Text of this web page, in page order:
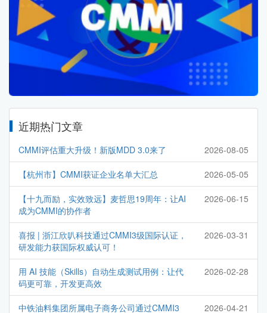
近期热门文章
CMMI评估重大升级！新版MDD 3.0来了 2026-08-05
【杭州市】CMMI获证企业名单大汇总 2026-05-05
【十九而励，实效致远】麦哲思19周年：让AI
成为CMMI的协作者
2026-06-15
喜报 | 浙江欣叭科技通过CMMI3级国际认证，
研发能力获国际权威认可！
2026-03-31
用 AI 技能（Skills）自动生成测试用例：让代
码更可靠，开发更高效
2026-02-28
中铁油料集团所属电子商务公司通过CMMI3
2026-04-21